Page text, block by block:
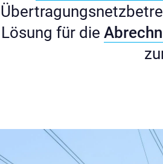
Lösung für die